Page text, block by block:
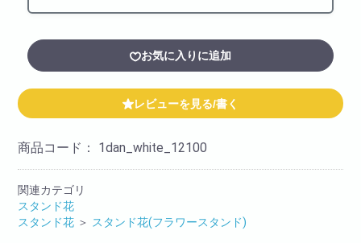
お気に入りに追加
レビューを見る/書く
商品コード： 1dan_white_12100
関連カテゴリ
スタンド花
スタンド花 ＞ スタンド花(フラワースタンド)